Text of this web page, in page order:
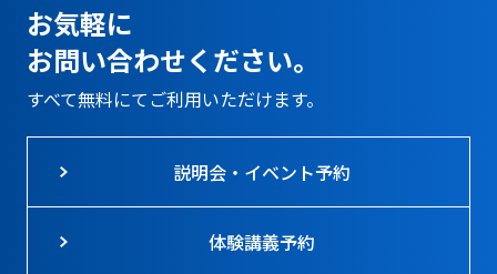
お気軽に
お問い合わせください。
すべて無料にてご利用いただけます。
説明会・イベント予約
体験講義予約